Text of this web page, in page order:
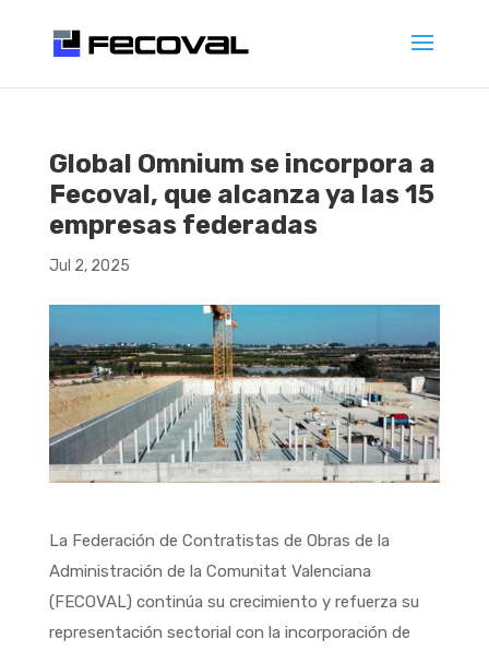
Global Omnium se incorpora a
Fecoval, que alcanza ya las 15
empresas federadas
Jul 2, 2025
La Federación de Contratistas de Obras de la
Administración de la Comunitat Valenciana
(FECOVAL) continúa su crecimiento y refuerza su
representación sectorial con la incorporación de